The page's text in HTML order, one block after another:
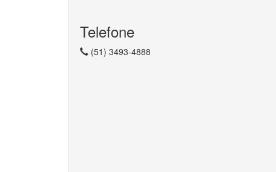
Telefone
(51) 3493-4888